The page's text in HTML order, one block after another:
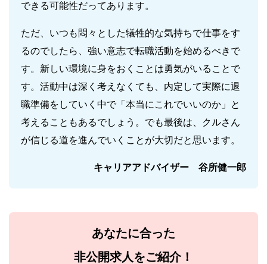
できる可能性だってあります。
ただ、いつも悶々とした犠牲的な気持ちで仕事をす
るのでしたら、強い意志で転職活動を始めるべきで
す。新しい環境に身をおくことは勇気がいることで
す。活動中は深く考えなくても、内定して実際に退
職準備をしていく中で「本当にこれでいいのか」と
考えることもあるでしょう。でも最後は、クルさん
が信じる道を進んでいくことが大切だと思います。
キャリアアドバイザー 谷所健一郎
あなたに合った
非公開求人をご紹介！